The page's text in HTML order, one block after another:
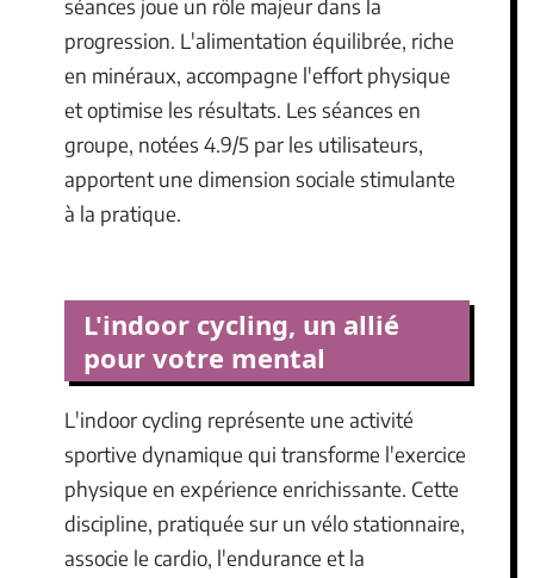
séances joue un rôle majeur dans la
progression. L'alimentation équilibrée, riche
en minéraux, accompagne l'effort physique
et optimise les résultats. Les séances en
groupe, notées 4.9/5 par les utilisateurs,
apportent une dimension sociale stimulante
à la pratique.
L'indoor cycling, un allié
pour votre mental
L'indoor cycling représente une activité
sportive dynamique qui transforme l'exercice
physique en expérience enrichissante. Cette
discipline, pratiquée sur un vélo stationnaire,
associe le cardio, l'endurance et la